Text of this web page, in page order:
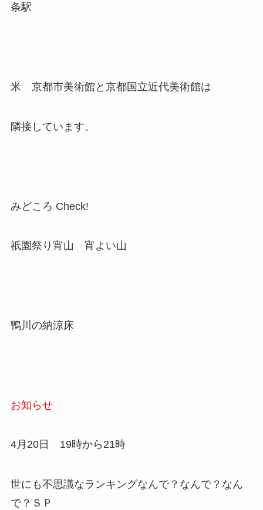
条駅
米 京都市美術館と京都国立近代美術館は
隣接しています。
みどころ Check!
祇園祭り宵山 宵よい山
鴨川の納涼床
お知らせ
4月20日 19時から21時
世にも不思議なランキングなんで？なんで？なん
で？ＳＰ